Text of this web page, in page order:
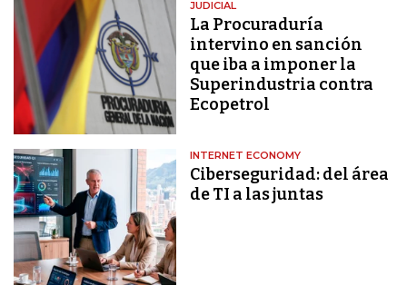
JUDICIAL
La Procuraduría
intervino en sanción
que iba a imponer la
Superindustria contra
Ecopetrol
INTERNET ECONOMY
Ciberseguridad: del área
de TI a las juntas